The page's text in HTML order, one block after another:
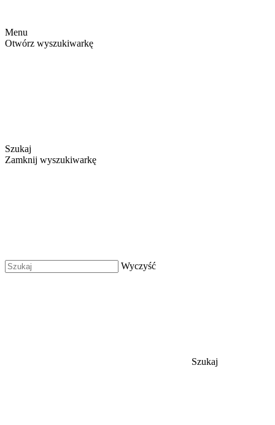
Menu
Otwórz wyszukiwarkę
Szukaj
Zamknij wyszukiwarkę
Wyczyść
Szukaj